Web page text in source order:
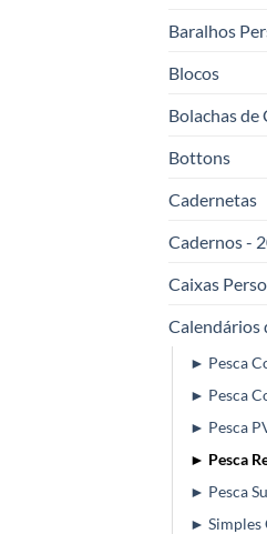
Baralhos
Blocos
Bolachas de
Bottons
Cadernetas
Cadernos -
Caixas
Calendários
► Pesca
► Pesca
► Pesca
► Pesca
► Pesca
► Simples